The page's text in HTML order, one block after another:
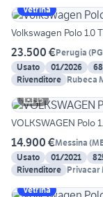
Vetrina
Volkswagen Polo 1.0
23.500 €Perugia (PG
Usato
01/2026
Rivenditore Rubeca
15
VOLKSWAGEN Polo
14.900 €Messina (
Usato
01/2021
Rivenditore Privacar
Vetrina